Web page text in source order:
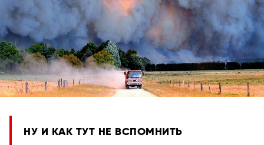
НУ И КАК ТУТ НЕ ВСПОМНИТЬ